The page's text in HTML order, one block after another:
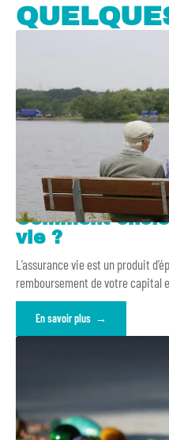
Comment
vie ?
L’assurance vie est un produit
remboursement de votre capital
En savoir plus